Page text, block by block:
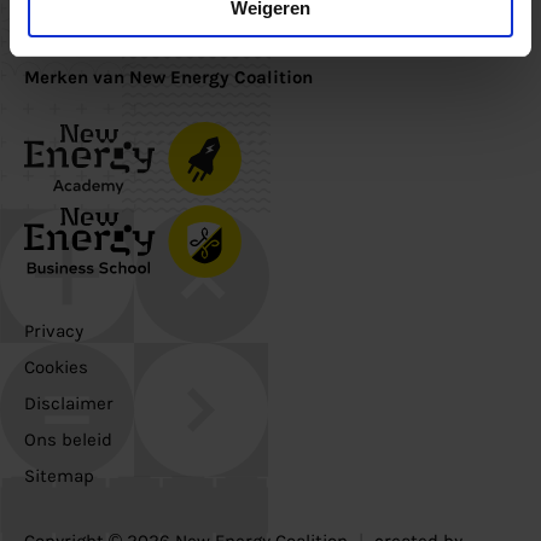
Weigeren
Merken van New Energy Coalition
Privacy
Cookies
Disclaimer
Ons beleid
Sitemap